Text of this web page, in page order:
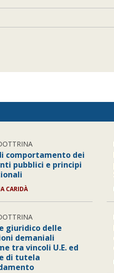
comportamento dei
pubblici e principi
CARIDÀ
giuridico delle
demaniali
tra vincoli U.E. ed
di tutela